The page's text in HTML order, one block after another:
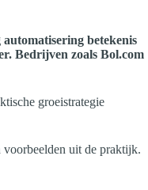
betekenis
Bedrijven zoals Bol.com
groeistrategie
voorbeelden uit de praktijk.